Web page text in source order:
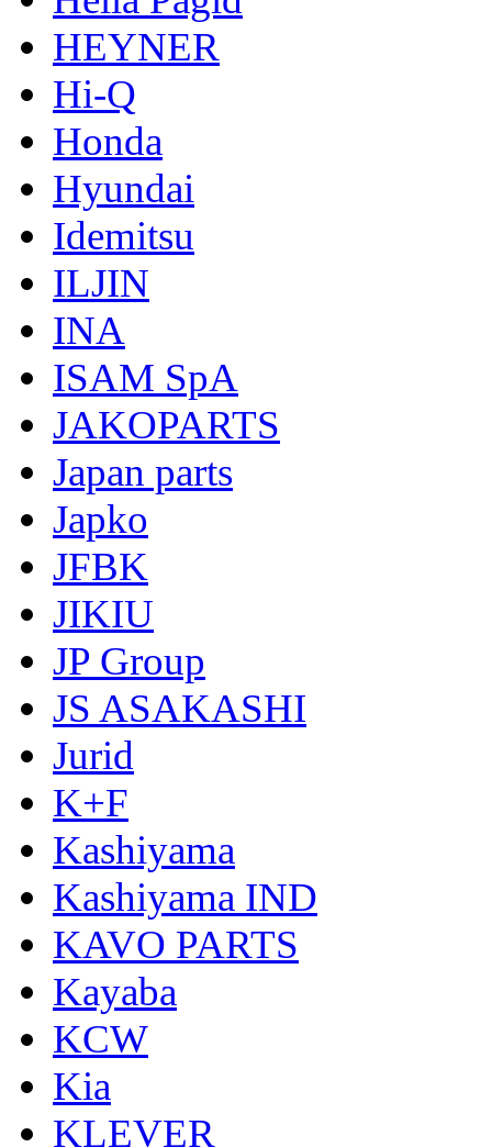
HEYNER
Hi-Q
Honda
Hyundai
Idemitsu
ILJIN
INA
ISAM SpA
JAKOPARTS
Japan parts
Japko
JFBK
JIKIU
JP Group
JS ASAKASHI
Jurid
K+F
Kashiyama
Kashiyama IND
KAVO PARTS
Kayaba
KCW
Kia
KLEVER